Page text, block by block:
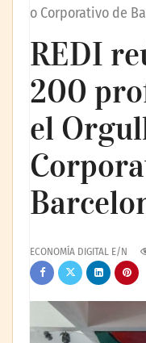
o Corporativo de
REDI
200
el
ECONOMÍA DIGITAL E/N